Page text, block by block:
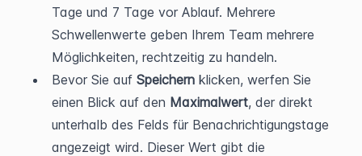
Tage und 7 Tage vor Ablauf. Mehrere
Schwellenwerte geben Ihrem Team mehrere
Möglichkeiten, rechtzeitig zu handeln.
Bevor Sie auf Speichern klicken, werfen Sie
einen Blick auf den Maximalwert, der direkt
unterhalb des Felds für Benachrichtigungstage
angezeigt wird. Dieser Wert gibt die